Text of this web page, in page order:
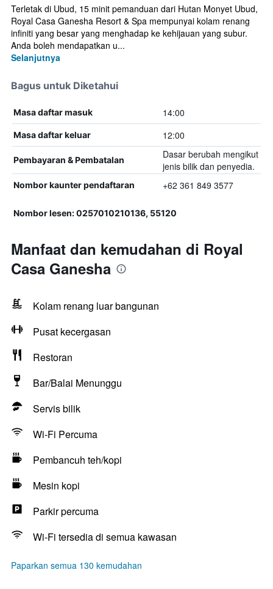
Terletak di Ubud, 15 minit pemanduan dari Hutan Monyet Ubud,
Royal Casa Ganesha Resort & Spa mempunyai kolam renang
infiniti yang besar yang menghadap ke kehijauan yang subur.
Anda boleh mendapatkan u...
Selanjutnya
Bagus untuk Diketahui
Masa daftar masuk 14:00
Masa daftar keluar 12:00
Pembayaran & Pembatalan
Dasar berubah mengikut
jenis bilik dan penyedia.
Nombor kaunter pendaftaran +62 361 849 3577
Nombor lesen: 0257010210136, 55120
Manfaat dan kemudahan di Royal
Casa Ganesha
Kolam renang luar bangunan
Pusat kecergasan
Restoran
Bar/Balai Menunggu
Servis bilik
Wi-Fi Percuma
Pembancuh teh/kopi
Mesin kopi
Parkir percuma
Wi-Fi tersedia di semua kawasan
Paparkan semua 130 kemudahan